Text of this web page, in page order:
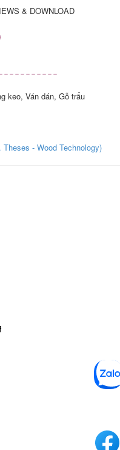
& DOWNLOAD
keo, Ván dán, Gỗ trẩu
- Wood Technology)